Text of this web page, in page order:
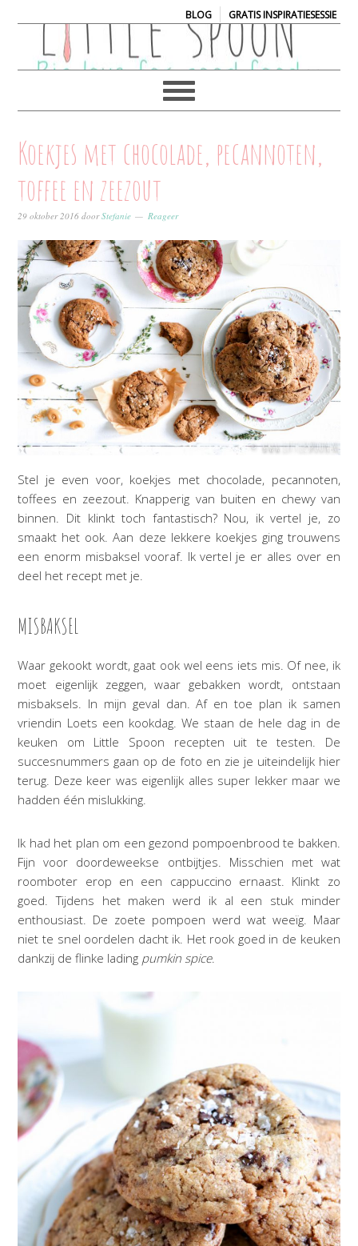
BLOG| GRATIS INSPIRATIESESSIE
Koekjes met chocolade, pecannoten,
toffee en zeezout
29 oktober 2016 doorStefanie Reageer
Stel je even voor, koekjes met chocolade, pecannoten,
toffees en zeezout. Knapperig van buiten en chewy van
binnen. Dit klinkt toch fantastisch? Nou, ik vertel je, zo
smaakt het ook. Aan deze lekkere koekjes ging trouwens
een enorm misbaksel vooraf. Ik vertel je er alles over en
deel het recept met je.
MISBAKSEL
Waar gekookt wordt, gaat ook wel eens iets mis. Of nee, ik
moet eigenlijk zeggen, waar gebakken wordt, ontstaan
misbaksels. In mijn geval dan. Af en toe plan ik samen
vriendin Loets een kookdag. We staan de hele dag in de
keuken om Little Spoon recepten uit te testen. De
succesnummers gaan op de foto en zie je uiteindelijk hier
terug. Deze keer was eigenlijk alles super lekker maar we
hadden één mislukking.
Ik had het plan om een gezond pompoenbrood te bakken.
Fijn voor doordeweekse ontbijtjes. Misschien met wat
roomboter erop en een cappuccino ernaast. Klinkt zo
goed. Tijdens het maken werd ik al een stuk minder
enthousiast. De zoete pompoen werd wat weeïg. Maar
niet te snel oordelen dacht ik. Het rook goed in de keuken
dankzij de flinke lading pumkin spice.